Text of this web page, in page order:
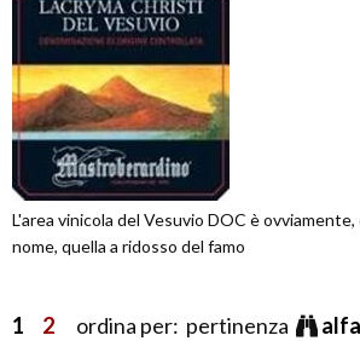
L'area vinicola del Vesuvio DOC è
nome, quella a ridosso del famo
1 2 ordina per: pertinenza